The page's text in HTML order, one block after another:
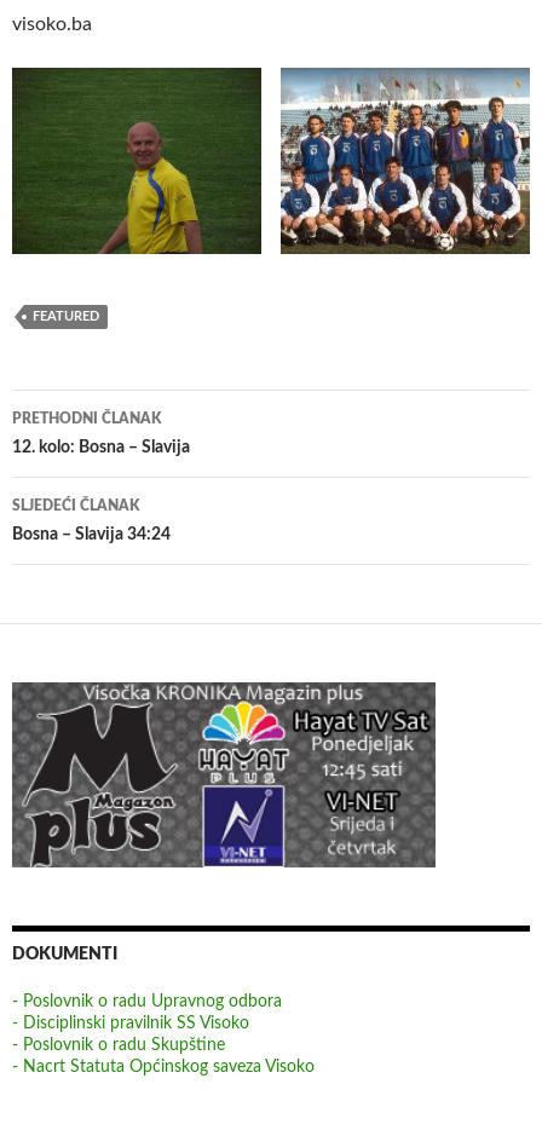
visoko.ba
FEATURED
Navigacija
članaka
PRETHODNI ČLANAK
12. kolo: Bosna – Slavija
SLJEDEĆI ČLANAK
Bosna – Slavija 34:24
DOKUMENTI
- Poslovnik o radu Upravnog odbora
- Disciplinski pravilnik SS Visoko
- Poslovnik o radu Skupštine
- Nacrt Statuta Općinskog saveza Visoko